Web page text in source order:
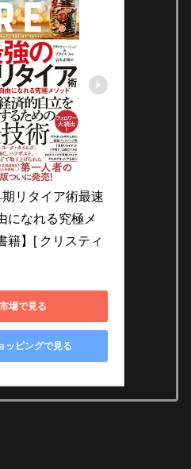
リタイア術最速
になれる究極メ
籍】[ クリスティ
場で見る
ッピングで見る